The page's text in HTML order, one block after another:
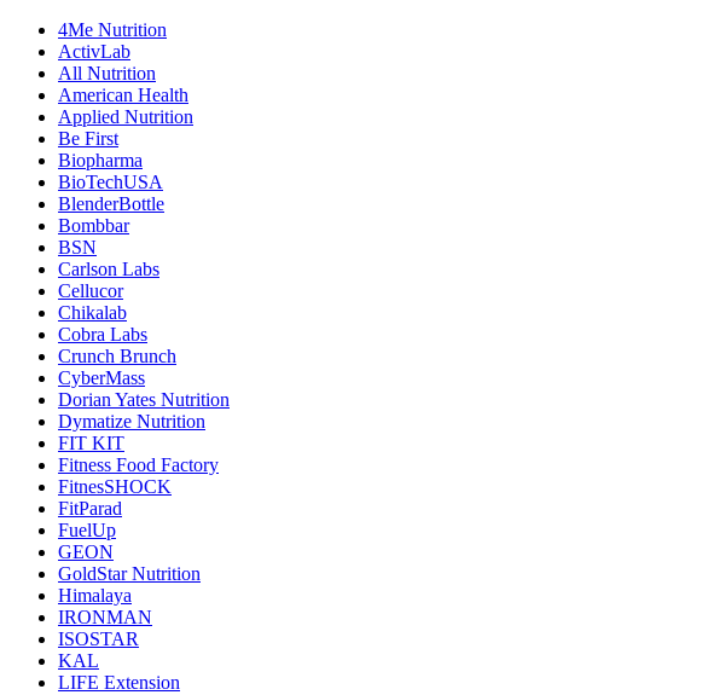
4Me Nutrition
ActivLab
All Nutrition
American Health
Applied Nutrition
Be First
Biopharma
BioTechUSA
BlenderBottle
Bombbar
BSN
Carlson Labs
Cellucor
Chikalab
Cobra Labs
Crunch Brunch
CyberMass
Dorian Yates Nutrition
Dymatize Nutrition
FIT KIT
Fitness Food Factory
FitnesSHOCK
FitParad
FuelUp
GEON
GoldStar Nutrition
Himalaya
IRONMAN
ISOSTAR
KAL
LIFE Extension